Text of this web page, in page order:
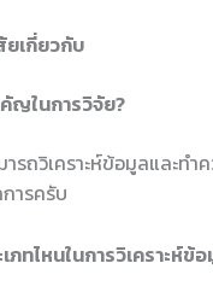
เกี่ยวกับ
ญในการวิจัย?
รถวิเคราะห์ข้อมูลและทำค
ารครับ
ภทไหนในการวิเคราะห์ข้